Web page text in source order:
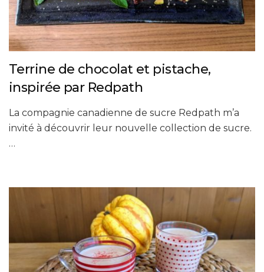
Terrine de chocolat et pistache,
inspirée par Redpath
La compagnie canadienne de sucre Redpath m’a
invité à découvrir leur nouvelle collection de sucre.
…